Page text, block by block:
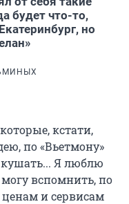
будет что-то,
но
кстати,
по «Вьетмону»
Я люблю
вспомнить, по
и сервисам